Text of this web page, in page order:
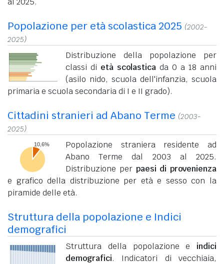
Popolazione per età scolastica 2025 (2002-
2025)
Distribuzione della popolazione per
classi di età scolastica da 0 a 18 anni
(asilo nido, scuola dell'infanzia, scuola
primaria e scuola secondaria di I e II grado).
Cittadini stranieri ad Abano Terme (2003-
2025)
Popolazione straniera residente ad
Abano Terme dal 2003 al 2025.
Distribuzione per paesi di provenienza
e grafico della distribuzione per età e sesso con la
piramide delle età.
Struttura della popolazione e Indici
demografici
Struttura della popolazione e indici
demografici. Indicatori di vecchiaia,